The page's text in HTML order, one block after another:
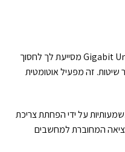
סדרת מתג ה- Gigabit Unmanaged 16/24-Port מסייעת לך לחסוך
שיטות. זה מפעיל אוטומטית
על ידי הפחתת צריכת
המחוברת למחשבים